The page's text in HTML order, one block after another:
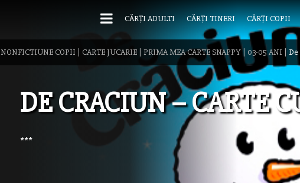
CĂRȚI ADULTI CĂRȚI TINERI CĂRȚI COPII
NONFICTIUNE COPII CARTE JUCARIE| PRIMA MEA CARTE SNAPPY| 03-05 ANI
DE CRACIUN – CARTE
***